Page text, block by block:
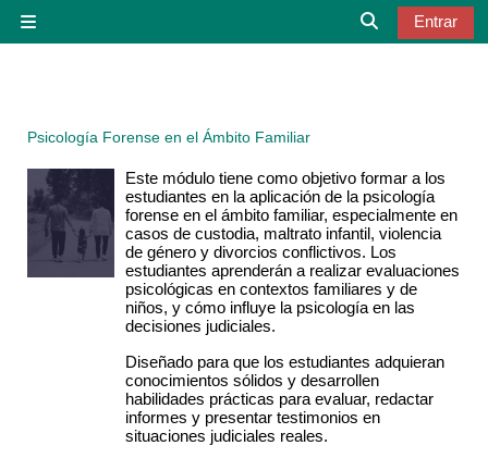
Entrar
Psicología Forense en el Ámbito Familiar
Este módulo tiene como objetivo formar a los
estudiantes en la aplicación de la psicología
forense en el ámbito familiar, especialmente en
casos de custodia, maltrato infantil, violencia
de género y divorcios conflictivos. Los
estudiantes aprenderán a realizar evaluaciones
psicológicas en contextos familiares y de
niños, y cómo influye la psicología en las
decisiones judiciales.
Diseñado para que los estudiantes adquieran
conocimientos sólidos y desarrollen
habilidades prácticas para evaluar, redactar
informes y presentar testimonios en
situaciones judiciales reales.